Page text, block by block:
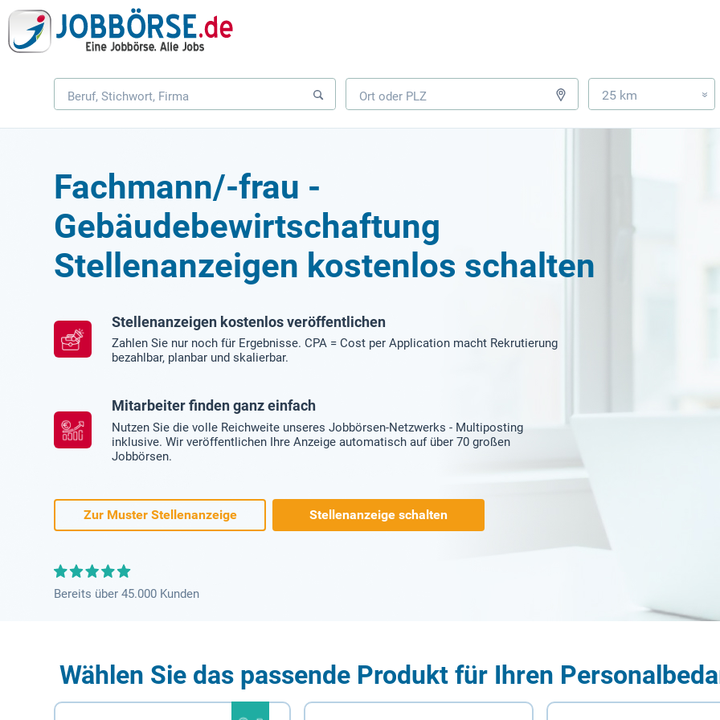
25 km »
Fachmann/-frau -
Gebäudebewirtschaftung
Stellenanzeigen kostenlos schalten
Stellenanzeigen kostenlos veröffentlichen
Zahlen Sie nur noch für Ergebnisse. CPA = Cost per Application macht Rekrutierung
bezahlbar, planbar und skalierbar.
Mitarbeiter finden ganz einfach
Nutzen Sie die volle Reichweite unseres Jobbörsen-Netzwerks - Multiposting
inklusive. Wir veröffentlichen Ihre Anzeige automatisch auf über 70 großen
Jobbörsen.
Zur Muster Stellenanzeige Stellenanzeige schalten
Bereits über 45.000 Kunden
Wählen Sie das passende Produkt für Ihren